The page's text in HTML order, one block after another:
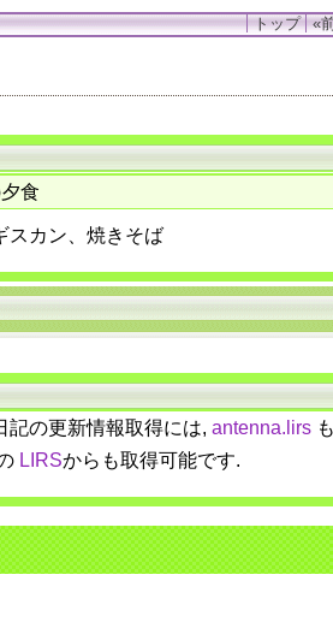
トップ «
食
スカン、焼きそば
記の更新情報取得には, antenna.lirs
LIRSからも取得可能です.